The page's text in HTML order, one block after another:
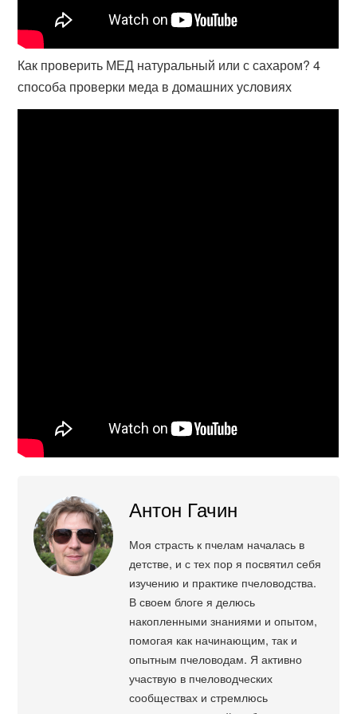
Как проверить МЕД натуральный или с сахаром? 4
способа проверки меда в домашних условиях
Антон Гачин
Моя страсть к пчелам началась в
детстве, и с тех пор я посвятил себя
изучению и практике пчеловодства.
В своем блоге я делюсь
накопленными знаниями и опытом,
помогая как начинающим, так и
опытным пчеловодам. Я активно
участвую в пчеловодческих
сообществах и стремлюсь